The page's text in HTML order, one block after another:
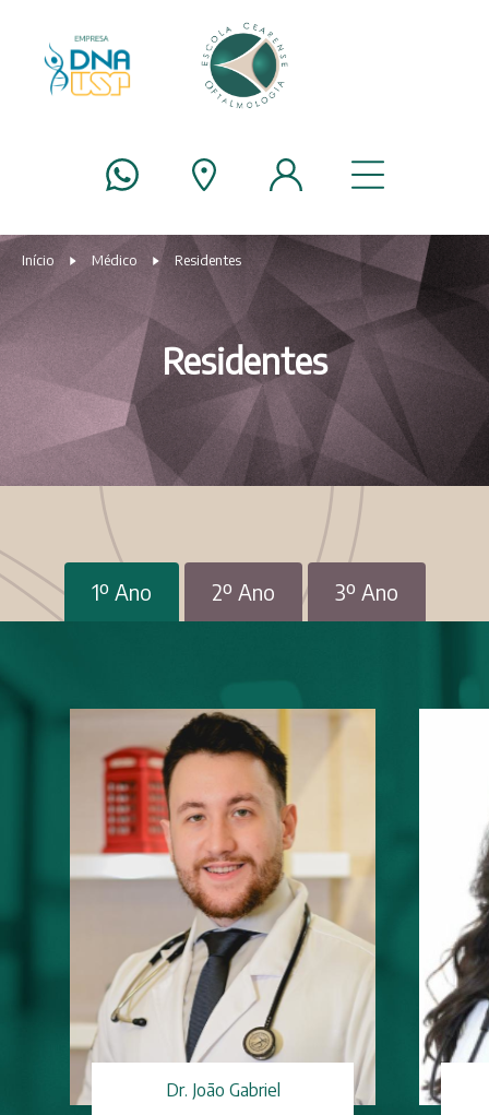
Início Médico Residentes
Residentes
1º Ano 2º Ano 3º Ano
Dr. João Gabriel